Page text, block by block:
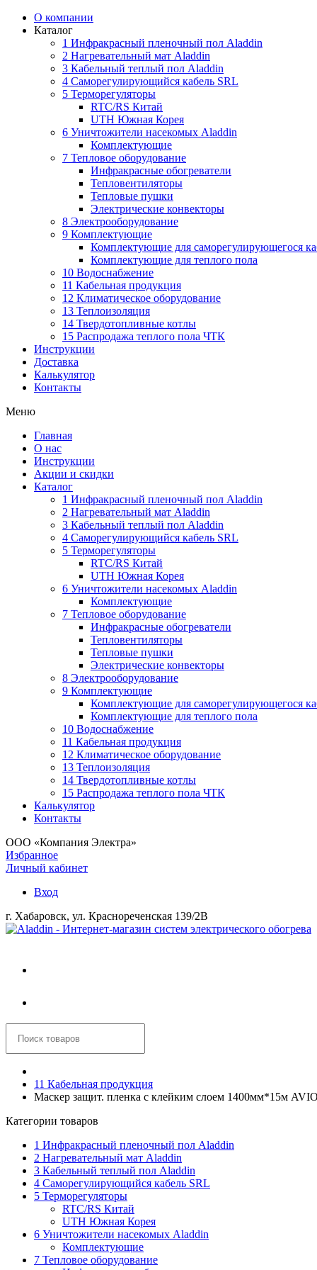
О компании
Каталог
1 Инфракрасный пленочный пол Aladdin
2 Нагревательный мат Aladdin
3 Кабельный теплый пол Aladdin
4 Саморегулирующийся кабель SRL
5 Терморегуляторы
RTC/RS Китай
UTH Южная Корея
6 Уничтожители насекомых Aladdin
Комплектующие
7 Тепловое оборудование
Инфракрасные обогреватели
Тепловентиляторы
Тепловые пушки
Электрические конвекторы
8 Электрооборудование
9 Комплектующие
Комплектующие для саморегулирующегося
Комплектующие для теплого пола
10 Водоснабжение
11 Кабельная продукция
12 Климатическое оборудование
13 Теплоизоляция
14 Твердотопливные котлы
15 Распродажа теплого пола ЧТК
Инструкции
Доставка
Калькулятор
Контакты
Меню
Главная
О нас
Инструкции
Акции и скидки
Каталог
1 Инфракрасный пленочный пол Aladdin
2 Нагревательный мат Aladdin
3 Кабельный теплый пол Aladdin
4 Саморегулирующийся кабель SRL
5 Терморегуляторы
RTC/RS Китай
UTH Южная Корея
6 Уничтожители насекомых Aladdin
Комплектующие
7 Тепловое оборудование
Инфракрасные обогреватели
Тепловентиляторы
Тепловые пушки
Электрические конвекторы
8 Электрооборудование
9 Комплектующие
Комплектующие для саморегулирующегося
Комплектующие для теплого пола
10 Водоснабжение
11 Кабельная продукция
12 Климатическое оборудование
13 Теплоизоляция
14 Твердотопливные котлы
15 Распродажа теплого пола ЧТК
Калькулятор
Контакты
ООО «Компания Электра»
Избранное
Личный кабинет
Вход
г. Хабаровск, ул. Краснореченская 139/2В
11 Кабельная продукция
Маскер защит. пленка с клейким слоем 1400мм*15м
Категории товаров
1 Инфракрасный пленочный пол Aladdin
2 Нагревательный мат Aladdin
3 Кабельный теплый пол Aladdin
4 Саморегулирующийся кабель SRL
5 Терморегуляторы
RTC/RS Китай
UTH Южная Корея
6 Уничтожители насекомых Aladdin
Комплектующие
7 Тепловое оборудование